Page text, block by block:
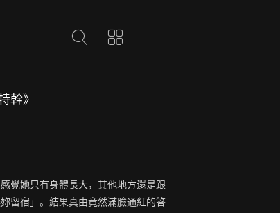
幹》
覺她只有身體長大，其他地方還是跟
留宿」。結果真由竟然滿臉通紅的答